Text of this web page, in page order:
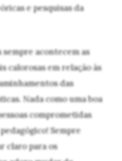
e pesquisas da
sempre acontecem as
calorosas em relação às
das
Nada como uma boa
comprometidas
Sempre
claro para os